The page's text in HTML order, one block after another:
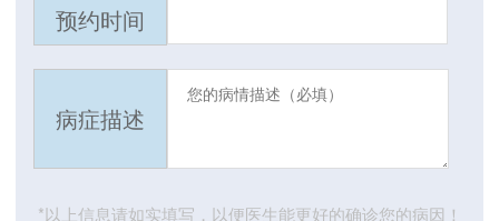
预约时间
病症描述
*以上信息请如实填写，以便医生能更好的确诊您的病因！